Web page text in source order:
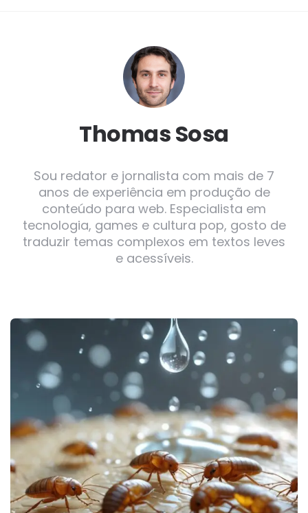
Thomas Sosa
Sou redator e jornalista com mais de 7
anos de experiência em produção de
conteúdo para web. Especialista em
tecnologia, games e cultura pop, gosto de
traduzir temas complexos em textos leves
e acessíveis.